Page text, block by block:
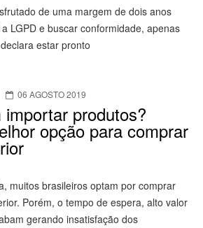
de uma margem de dois anos
LGPD e buscar conformidade, apenas
estar pronto
06 AGOSTO 2019
importar produtos?
opção para comprar
muitos brasileiros optam por comprar
Porém, o tempo de espera, alto valor
gerando insatisfação dos